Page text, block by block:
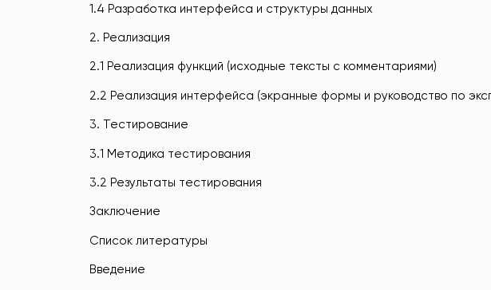
1.4 Разработка интерфейса и структуры данных
2. Реализация
2.1 Реализация функций (исходные тексты с комментариями)
2.2 Реализация интерфейса (экранные формы и руководство по
3. Тестирование
3.1 Методика тестирования
3.2 Результаты тестирования
Заключение
Список литературы
Введение